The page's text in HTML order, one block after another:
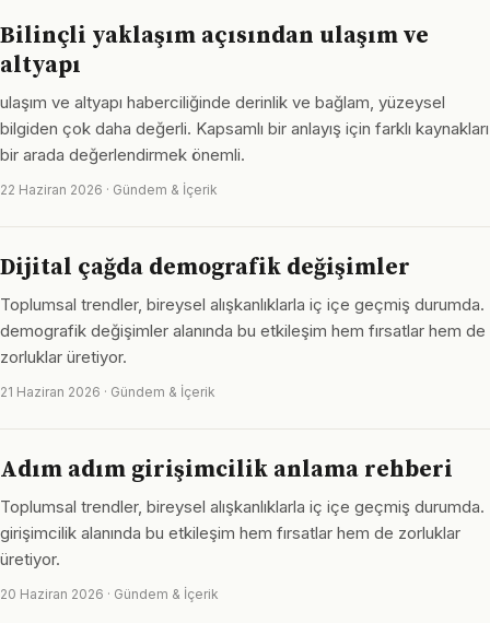
Bilinçli yaklaşım açısından ulaşım ve
altyapı
ulaşım ve altyapı haberciliğinde derinlik ve bağlam, yüzeysel
bilgiden çok daha değerli. Kapsamlı bir anlayış için farklı kaynakları
bir arada değerlendirmek önemli.
22 Haziran 2026 · Gündem & İçerik
Dijital çağda demografik değişimler
Toplumsal trendler, bireysel alışkanlıklarla iç içe geçmiş durumda.
demografik değişimler alanında bu etkileşim hem fırsatlar hem de
zorluklar üretiyor.
21 Haziran 2026 · Gündem & İçerik
Adım adım girişimcilik anlama rehberi
Toplumsal trendler, bireysel alışkanlıklarla iç içe geçmiş durumda.
girişimcilik alanında bu etkileşim hem fırsatlar hem de zorluklar
üretiyor.
20 Haziran 2026 · Gündem & İçerik